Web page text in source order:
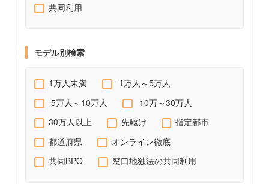
共同利用
モデル別検索
1万人未満
1万人～5万人
5万人～10万人
10万～30万人
30万人以上
先駆け
指定都市
都道府県
オンライン徹底
共同BPO
窓口地独法の共同利用